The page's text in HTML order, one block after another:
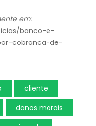
em:
banco-e-
cobranca-de-
cliente
danos morais